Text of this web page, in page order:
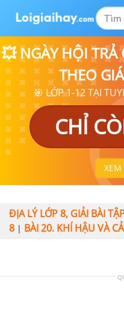
💥 NGÀY HỘI
THEO
🎯 LỚP 1-12 TẠI
CHỈ
XEM
ĐỊA LÝ LỚP 8, GIẢI BÀI
8 | BÀI 20. KHÍ HẬU VÀ